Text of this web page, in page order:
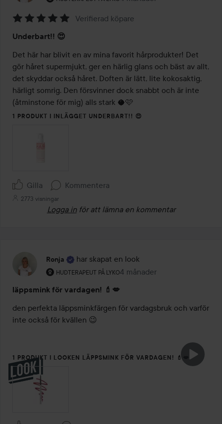
5
av
5
Verifierad köpare
Underbart!! 😍
Det här har blivit en av mina favorit hårprodukter! Det
gör håret supermjukt, ger en härlig glans och bäst av allt,
det skyddar också håret. Doften är lätt, lite kokosaktig,
härligt somrig. Den försvinner dock snabbt och är inte
(åtminstone för mig) alls stark 🥥🩷
1 PRODUKT I INLÄGGET UNDERBART!! 😍
Gilla Kommentera
2773 visningar
Logga in för att lämna en kommentar
Ronja har skapat en look
HUDTERAPEUT PÅ LYKO
Användarens roll: Hudterapeut på Lyko.
4 månader
Inlägget skapades 4 månader
läppsmink för vardagen! 💄💋
den perfekta läppsminkfärgen för vardagsbruk och varför
inte också för kvällen 😉
1 PRODUKT I LOOKEN LÄPPSMINK FÖR VARDAGEN! 💄💋